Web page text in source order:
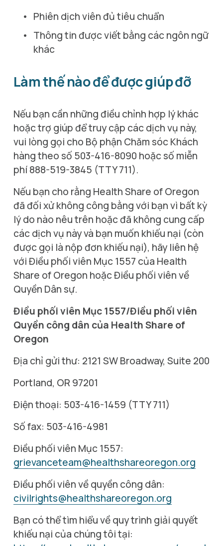
Phiên dịch viên đủ tiêu chuẩn
Thông tin được viết bằng các ngôn ngữ
khác
Làm thế nào để được giúp đỡ
Nếu bạn cần những điều chỉnh hợp lý khác
hoặc trợ giúp để truy cập các dịch vụ này,
vui lòng gọi cho Bộ phận Chăm sóc Khách
hàng theo số 503-416-8090 hoặc số miễn
phí 888-519-3845 (TTY 711).
Nếu bạn cho rằng Health Share of Oregon
đã đối xử không công bằng với bạn vì bất kỳ
lý do nào nêu trên hoặc đã không cung cấp
các dịch vụ này và bạn muốn khiếu nại (còn
được gọi là nộp đơn khiếu nại), hãy liên hệ
với Điều phối viên Mục 1557 của Health
Share of Oregon hoặc Điều phối viên về
Quyền Dân sự.
Điều phối viên Mục 1557/Điều phối viên
Quyền công dân của Health Share of
Oregon
Địa chỉ gửi thư: 2121 SW Broadway, Suite 200
Portland, OR 97201
Điện thoại: 503-416-1459 (TTY 711)
Số fax: 503-416-4981
grievanceteam@healthshareoregon.org
civilrights@healthshareoregon.org
Bạn có thể tìm hiểu về quy trình giải quyết